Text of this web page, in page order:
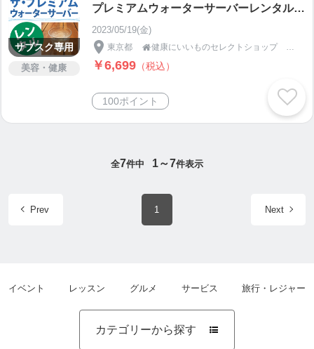
サブスク専用
美容・健康
プレミアムウォーターサーバーレンタル料
（サブスク専用）
2023/05/19(金)
東京都 
￥6,699 （税込）
100ポイント
全7件中 1～7件表示
Prev 1 Next
イベント レッスン グルメ サービス 旅行・レジャー
カテゴリーから探す 